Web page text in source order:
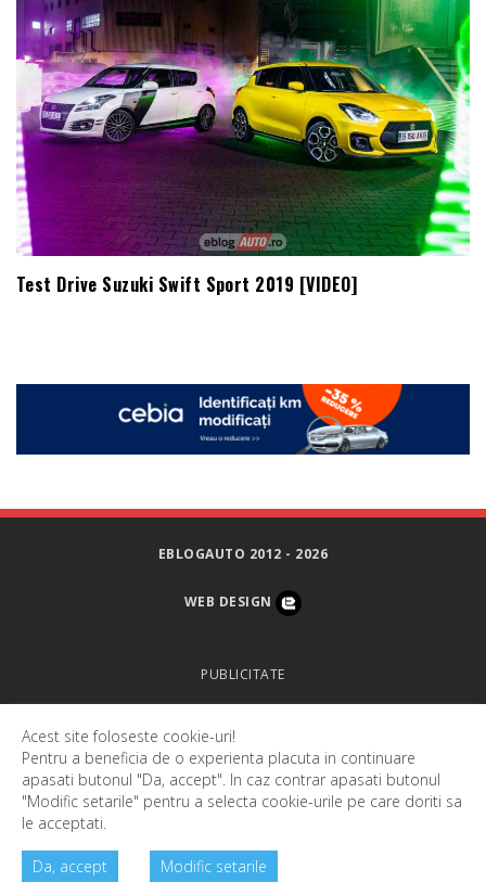
Test Drive Suzuki Swift Sport 2019 [VIDEO]
EBLOGAUTO 2012 - 2026
WEB DESIGN
PUBLICITATE
CONTACT
SETARI COOKIES
Acest site foloseste cookie-uri!
Pentru a beneficia de o experienta placuta in continuare
apasati butonul "Da, accept". In caz contrar apasati butonul
"Modific setarile" pentru a selecta cookie-urile pe care doriti sa
le acceptati.
Da, accept Modific setarile